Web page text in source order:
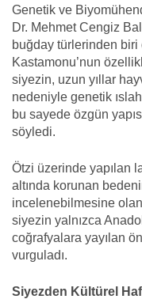
Genetik ve
Dr. Mehmet Cengiz
buğday türlerinden
Kastamonu’nun
siyezin, uzun yıllar
nedeniyle genetik ıslah
bu sayede özgün
söyledi.
Ötzi üzerinde yapılan
altında korunan
incelenebilmesine
siyezin yalnızca
coğrafyalara yayılan
vurguladı.
Siyezden Kültürel